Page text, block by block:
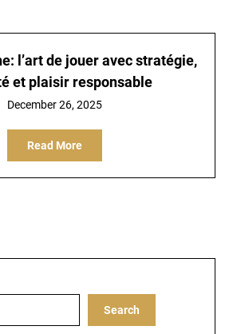
l’art de jouer avec stratégie,
et plaisir responsable
December 26, 2025
Read More
Search